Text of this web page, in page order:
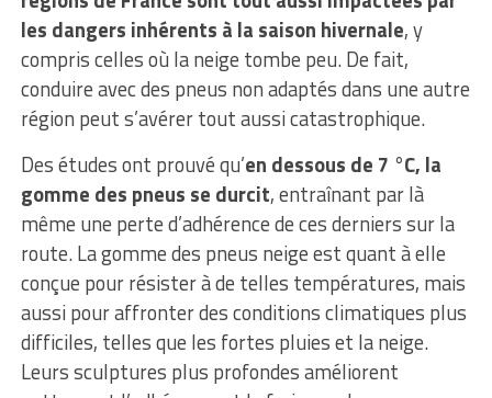
les dangers inhérents à la saison hivernale, y
compris celles où la neige tombe peu. De fait,
conduire avec des pneus non adaptés dans une autre
région peut s’avérer tout aussi catastrophique.
Des études ont prouvé qu’en dessous de 7 °C, la
gomme des pneus se durcit, entraînant par là
même une perte d’adhérence de ces derniers sur la
route. La gomme des pneus neige est quant à elle
conçue pour résister à de telles températures, mais
aussi pour affronter des conditions climatiques plus
difficiles, telles que les fortes pluies et la neige.
Leurs sculptures plus profondes améliorent